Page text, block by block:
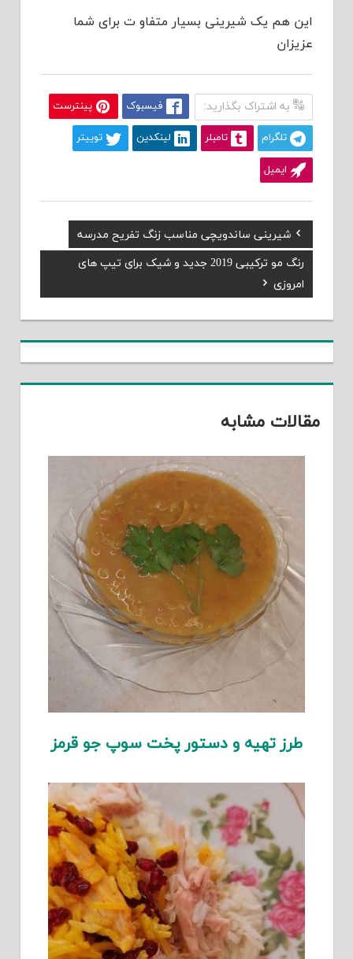
این هم یک شیرینی بسیار متفاو ت برای شما
عزیزان
به اشتراک بگذارید: فیسبوک پینترست
تلگرام تامبلر لینکدین توییتر
ایمیل
راهبری
نوشته
Previous
Post:
شیرینی ساندویچی مناسب زنگ تفریح مدرسه
Next
Post:
رنگ مو ترکیبی 2019 جدید و شیک برای تیپ های
امروزی
مقالات مشابه
طرز تهیه و دستور پخت سوپ جو قرمز